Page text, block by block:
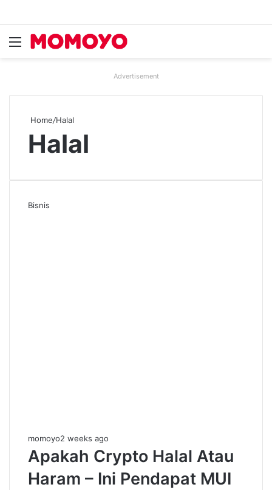
Menu
Advertisement
Home/Halal
Halal
Bisnis
momoyo2 weeks ago
Apakah Crypto Halal Atau
Haram – Ini Pendapat MUI